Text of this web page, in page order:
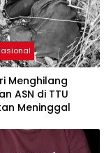
Menghilang
ASN di TTU
Meninggal